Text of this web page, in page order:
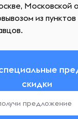
Московской
из
скидки